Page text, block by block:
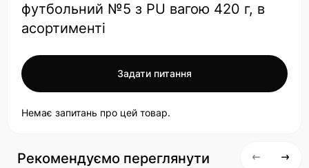
футбольний №5 з PU вагою 420 г, в
асортименті
Задати питання
Немає запитань про цей товар.
Рекомендуємо переглянути